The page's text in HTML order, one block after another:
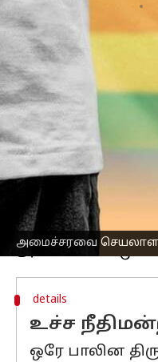
அமைச்சரவை
எழுதியவர்
செய்தி முன்னோட்டம்
LGBTQIA+
நீதிமன்ற
த்தில்
ஒரே பாலின
மனுக்கள் மீதான
கூட்டு
பாலினத்
மத்திய அரசு
details
உச்ச
ஒரே பாலின